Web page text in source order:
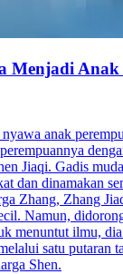
Menjadi
anak
Jiaqi. Gadis
dan dinamakan
Zhang, Zhang
Namun,
menuntut ilmu,
satu putaran
Shen.